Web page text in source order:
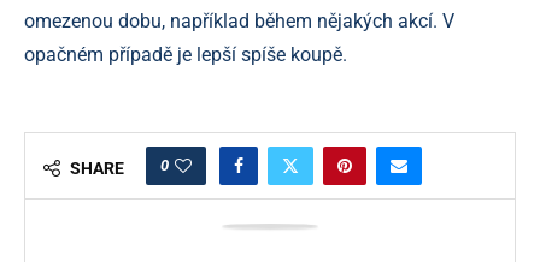
omezenou dobu, například během nějakých akcí. V
opačném případě je lepší spíše koupě.
SHARE 0